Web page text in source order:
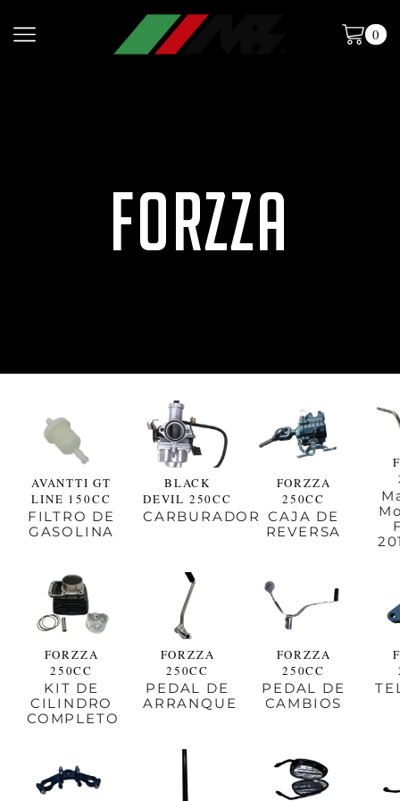
0
FORZZA
AVANTTI GT
LINE 150CC
FILTRO DE
GASOLINA
BLACK
DEVIL 250CC
CARBURADOR
FORZZA
250CC
CAJA DE
REVERSA
FORZZA
250CC
KIT DE
CILINDRO
COMPLETO
FORZZA
250CC
PEDAL DE
ARRANQUE
FORZZA
250CC
PEDAL DE
CAMBIOS